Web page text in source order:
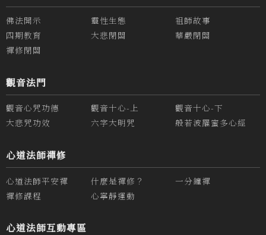
佛法開示 靈性生態
祖師故事
四期教育
大悲閉關
華嚴閉關
禪修閉關
觀音法門
觀音心咒功德 觀音十心-上
觀音十心-下
大悲咒功效
六字大明咒 般若波羅蜜多心經
心道法師禪修
心道法師平安禪 什麼是禪修？
一分鐘禪
禪修課程
心寧靜運動
心道法師互動專區